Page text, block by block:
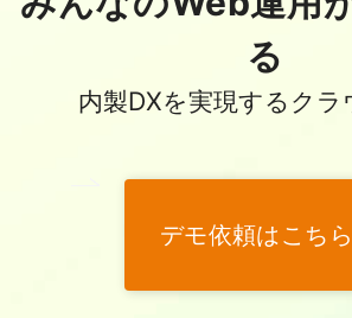
る
内製DXを実現するクラ
デモ依頼はこちら